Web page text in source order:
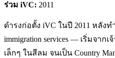
ร่วม iVC: 2011
ดำรงก่อตั้ง iVC ในปี 2011 หลังท
immigration services — เริ่มจาก
เล็กๆ ในสีลม จนเป็น Country